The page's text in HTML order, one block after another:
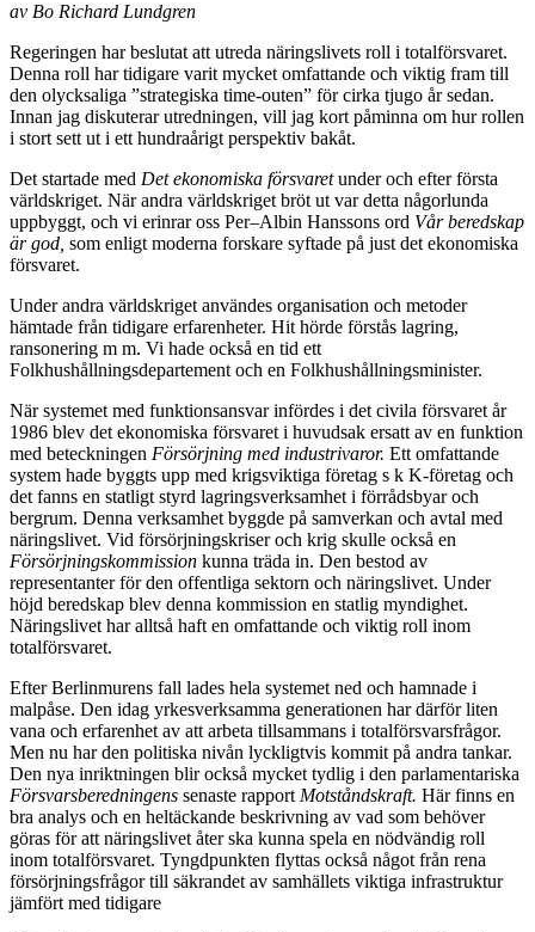
av Bo Richard Lundgren
Regeringen har beslutat att utreda näringslivets roll i totalförsvaret.
Denna roll har tidigare varit mycket omfattande och viktig fram till
den olycksaliga ”strategiska time-outen” för cirka tjugo år sedan.
Innan jag diskuterar utredningen, vill jag kort påminna om hur rollen
i stort sett ut i ett hundraårigt perspektiv bakåt.
Det startade med Det ekonomiska försvaretunder och efter första
världskriget. När andra världskriget bröt ut var detta någorlunda
uppbyggt, och vi erinrar oss Per–Albin Hanssons ord Vår beredskap
är god, som enligt moderna forskare syftade på just det ekonomiska
försvaret.
Under andra världskriget användes organisation och metoder
hämtade från tidigare erfarenheter. Hit hörde förstås lagring,
ransonering m m. Vi hade också en tid ett
Folkhushållningsdepartement och en Folkhushållningsminister.
När systemet med funktionsansvar infördes i det civila försvaret år
1986 blev det ekonomiska försvaret i huvudsak ersatt av en funktion
med beteckningen Försörjning med industrivaror. Ett omfattande
system hade byggts upp med krigsviktiga företag s k K-företag och
det fanns en statligt styrd lagringsverksamhet i förrådsbyar och
bergrum. Denna verksamhet byggde på samverkan och avtal med
näringslivet. Vid försörjningskriser och krig skulle också en
Försörjningskommission kunna träda in. Den bestod av
representanter för den offentliga sektorn och näringslivet. Under
höjd beredskap blev denna kommission en statlig myndighet.
Näringslivet har alltså haft en omfattande och viktig roll inom
totalförsvaret.
Efter Berlinmurens fall lades hela systemet ned och hamnade i
malpåse. Den idag yrkesverksamma generationen har därför liten
vana och erfarenhet av att arbeta tillsammans i totalförsvarsfrågor.
Men nu har den politiska nivån lyckligtvis kommit på andra tankar.
Den nya inriktningen blir också mycket tydlig i den parlamentariska
Försvarsberedningens senaste rapportMotståndskraft. Här finns en
bra analys och en heltäckande beskrivning av vad som behöver
göras för att näringslivet åter ska kunna spela en nödvändig roll
inom totalförsvaret. Tyngdpunkten flyttas också något från rena
försörjningsfrågor till säkrandet av samhällets viktiga infrastruktur
jämfört med tidigare